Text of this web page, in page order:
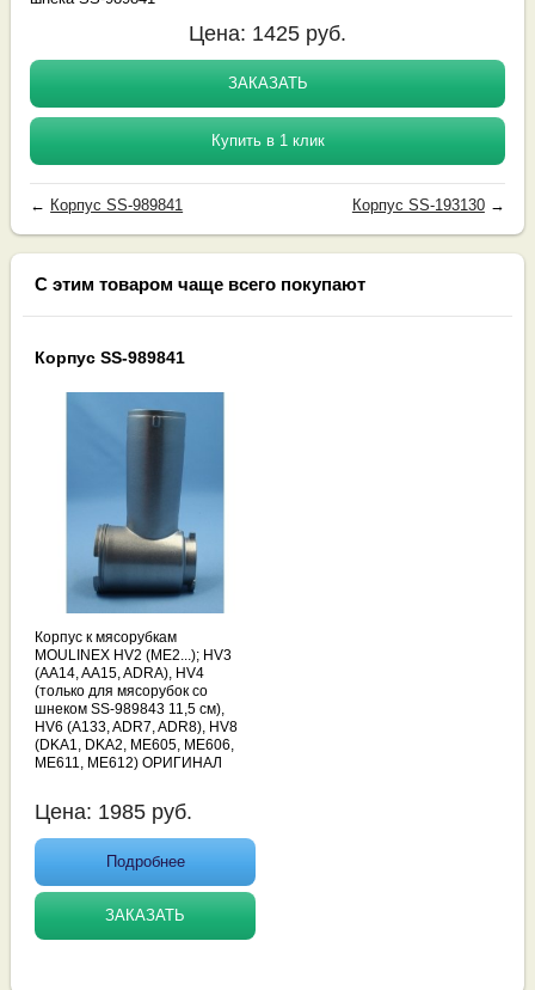
Цена: 1425 руб.
ЗАКАЗАТЬ
Купить в 1 клик
← Корпус SS-989841 Корпус SS-193130→
С этим товаром чаще всего покупают
Корпус SS-989841
Корпус к мясорубкам
MOULINEX HV2 (ME2...); HV3
(AA14, AA15, ADRA), HV4
(только для мясорубок со
шнеком SS-989843 11,5 см),
HV6 (A133, ADR7, ADR8), HV8
(DKA1, DKA2, ME605, ME606,
ME611, ME612) ОРИГИНАЛ
Цена: 1985 руб.
Подробнее
ЗАКАЗАТЬ